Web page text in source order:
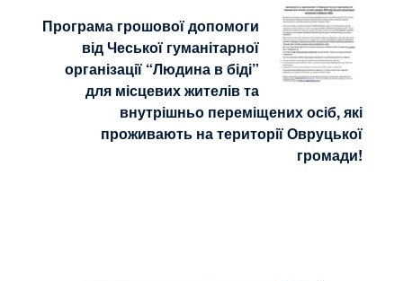
Програма грошової допомоги
від Чеської гуманітарної
організації “Людина в біді”
для місцевих жителів та
внутрішньо переміщених осіб, які
проживають на території Овруцької
громади!